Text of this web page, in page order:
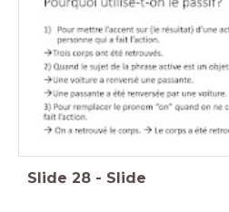
Slide 28 - Slide